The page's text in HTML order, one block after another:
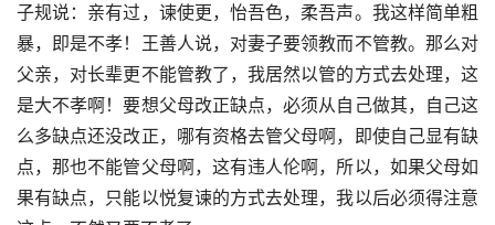
子规说：亲有过，谏使更，怡吾色，柔吾声。我这样简单粗
暴，即是不孝！王善人说，对妻子要领教而不管教。那么对
父亲，对长辈更不能管教了，我居然以管的方式去处理，这
是大不孝啊！要想父母改正缺点，必须从自己做其，自己这
么多缺点还没改正，哪有资格去管父母啊，即使自己显有缺
点，那也不能管父母啊，这有违人伦啊，所以，如果父母如
果有缺点，只能以悦复谏的方式去处理，我以后必须得注意